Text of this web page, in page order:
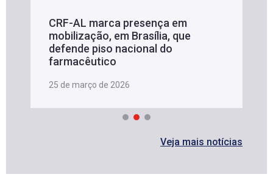
CRF-AL marca presença em
mobilização, em Brasília, que
defende piso nacional do
farmacêutico
25 de março de 2026
Veja mais notícias